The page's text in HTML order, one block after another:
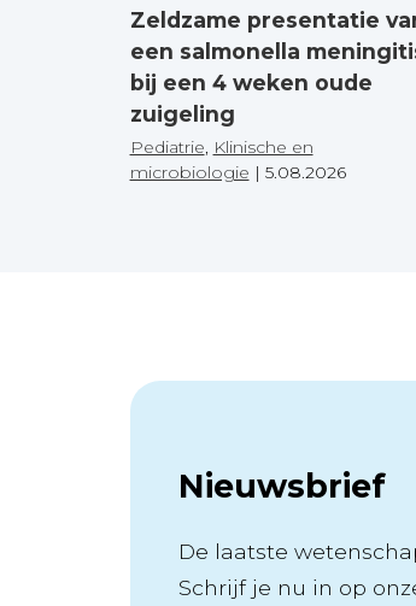
Zeldzame presentatie
een salmonella
bij een 4 weken oude
zuigeling
Pediatrie Klinische en
microbiologie | 5.08.2026
Nieuwsbrief
De laatste
Schrijf je nu in op